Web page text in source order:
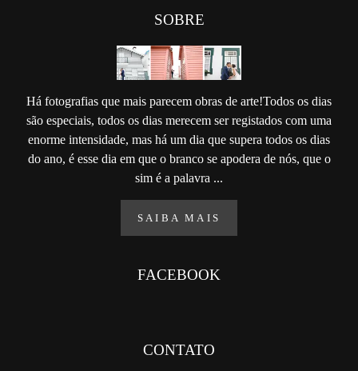
SOBRE
Há fotografias que mais parecem obras de arte!Todos os dias
são especiais, todos os dias merecem ser registados com uma
enorme intensidade, mas há um dia que supera todos os dias
do ano, é esse dia em que o branco se apodera de nós, que o
sim é a palavra ...
SAIBA MAIS
FACEBOOK
CONTATO